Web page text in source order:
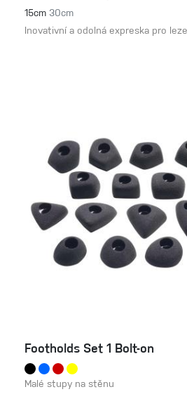
15cm 30cm
Inovativní a odolná expreska pro
Footholds Set 1 Bolt-on
Malé stupy na stěnu